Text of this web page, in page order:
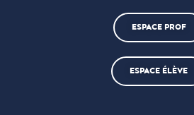
ESPACE PROF
ESPACE ÉLÈVE